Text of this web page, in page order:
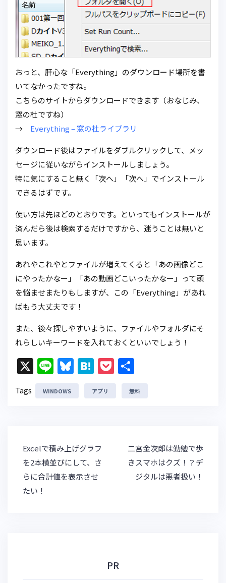
おっと、肝心な「Everything」のダウンロード場所を書
いてなかったですね。
こちらのサイトからダウンロードできます（おなじみ、
窓の杜ですね）
→ Everything – 窓の杜ライブラリ
ダウンロード後はファイルをダブルクリックして、メッ
セージに従いながらインストールしましょう。
特に気にすること無く「次へ」「次へ」でインストール
できるはずです。
使い方は先ほどのとおりです。といってもインストールが
済んだら後は検索するだけですから、迷うことは無いと
思います。
あれやこれやとファイルが増えてくると「あの画像どこ
にやったかなー」「あの動画どこいったかなー」って頭
を悩ませまたりもしますが、この「Everything」があれ
ばもう大丈夫です！
また、後々探しやすいように、ファイルやフォルダにそ
れらしいキーワードを入れておくといいでしょう！
X Li
n
e
Bl
u
e
y
H
at
e
P
o
c
有
Tags WINDOWS アプリ 無料
投
稿
ナ
ビ
ゲ
Excelで積み上げグラフ
を2本横並びにして、さ
らに合計値を表示させ
たい！
二宮金次郎は勤勉で歩
きスマホはクズ！？デ
ジタルは悪者扱い！
PR